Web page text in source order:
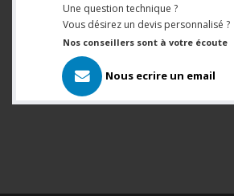
Une question technique ?
Vous désirez un devis personnalisé ?
Nos conseillers sont à votre écoute
Nous ecrire un email